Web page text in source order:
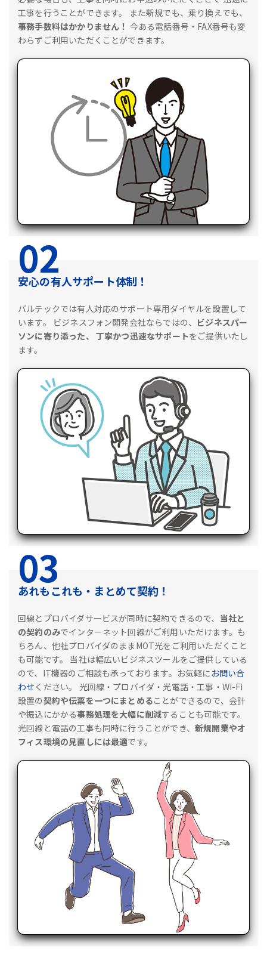
工事を行うことができます。
また新規でも、乗り換えでも、
事務手数料はかかりません！ 今ある電話番号・FAX番号も変
わらずご利用いただくことができます。
02
安心の有人サポート体制！
バルテックでは有人対応のサポート専用ダイヤルを設置して
います。
ビジネスフォン開発会社ならではの、 ビジネスパー
ソンに寄り添った、 丁寧かつ迅速なサポートをご提供いたし
ます。
03
あれもこれも・まとめて契約！
回線とプロバイダサービスが同時に契約できるので、 当社と
の契約のみでインターネット回線がご利用いただけます。も
ちろん、他社プロバイダのままMOT光をご利用いただくこと
も可能です。
当社は幅広いビジネスツールをご提供している
ので、IT機器のご相談も承っております。お気軽に お問い合
わせ ください。
光回線・プロバイダ・光電話・工事・Wi-Fi
設置の契約や伝票を一つにまとめることができるので、会計
や振込にかかる事務処理を大幅に削減することも可能です。
光回線と電話の工事も同時に行うことができ、 新規開業やオ
フィス環境の見直しには最適です。